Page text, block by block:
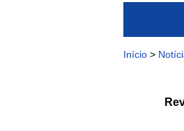
Início>